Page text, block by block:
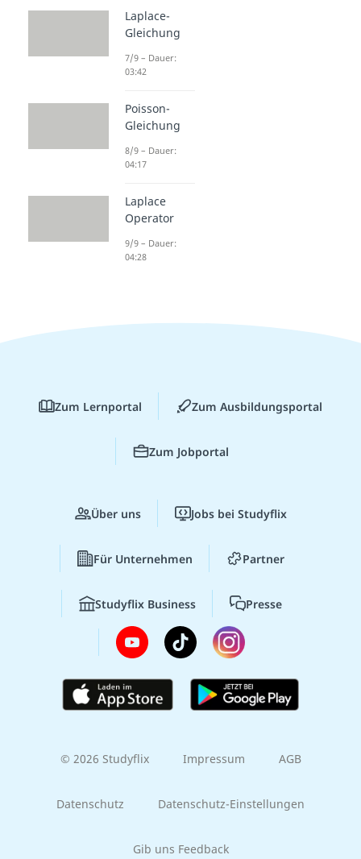
Laplace-
Gleichung
7/9 – Dauer:
03:42
Poisson-
Gleichung
8/9 – Dauer:
04:17
Laplace
Operator
9/9 – Dauer:
04:28
Zum Lernportal Zum Ausbildungsportal
Zum Jobportal
Über uns Jobs bei Studyflix
Für Unternehmen Partner
Studyflix Business Presse
© 2026 Studyflix Impressum AGB
Datenschutz Datenschutz-Einstellungen
Gib uns Feedback